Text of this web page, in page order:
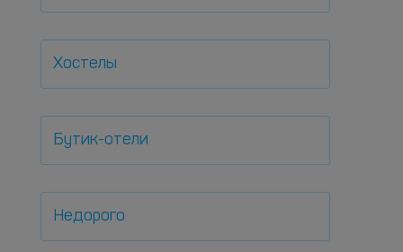
Хостелы
Бутик-отели
Недорого